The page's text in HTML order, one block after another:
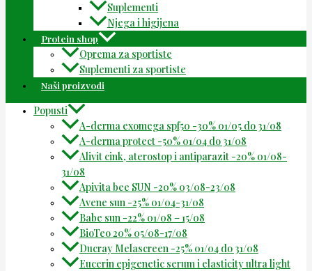
Suplementi
Njega i higijena
Protein shop
Oprema za sportiste
Suplementi za sportiste
Naši proizvodi
Popusti
A-derma exomega spf50 -30% 01/05 do 31/08
A-derma protect -50% 01/04 do 31/08
Alivit cink, aterostop i antiparazit -20% 01/08-
31/08
Apivita bee SUN -20% 03/08-23/08
Avene sun -25% 01/04-31/08
Babe sun -22% 01/08 – 15/08
BioTeo 20% 05/08-17/08
Ducray Melascreen -25% 01/04 do 31/08
Eucerin epigenetic serum i elasticity ultra light